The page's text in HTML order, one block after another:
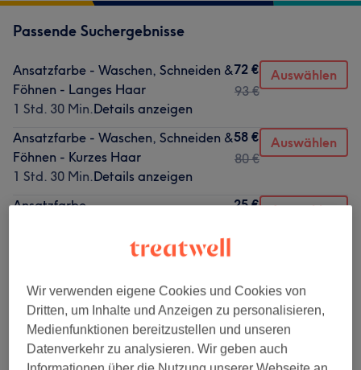
Passende Suchergebnisse
Ansatzfarbe - Waschen, Schneiden &
Föhnen - Langes Haar
1 Std. 30 Min.Details anzeigen
72 €
93 €
Auswählen
Ansatzfarbe - Waschen, Schneiden &
Föhnen - Kurzes Haar
1 Std. 30 Min.Details anzeigen
58 €
80 €
Auswählen
Ansatzfarbe
25 €
Auswählen
Ansatzfarbe - Waschen, Schneiden &
1 Std. 30 Min.Details anzeigen
Nicht gefunden wonach du gesucht hast?
Alle Services
Wir verwenden eigene Cookies und Cookies von
Dritten, um Inhalte und Anzeigen zu personalisieren,
Medienfunktionen bereitzustellen und unseren
Datenverkehr zu analysieren. Wir geben auch